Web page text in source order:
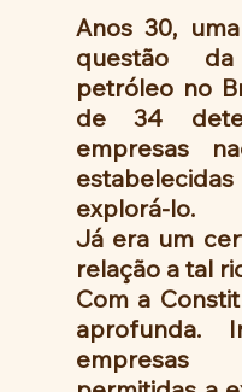
Anos 30,
questão
petróleo no
de 34
empresas
explorá-lo.
Já era um
relação a tal
Com a
aprofunda.
empresas